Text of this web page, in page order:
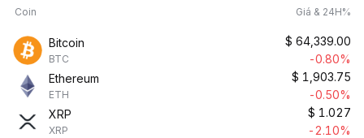
Coin Giá & 24H%
Bitcoin
BTC
$ 64,339.00
-0.80%
Ethereum
ETH
$ 1,903.75
-0.50%
XRP
XRP
$ 1.027
-2.10%